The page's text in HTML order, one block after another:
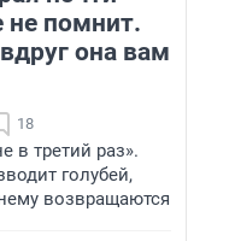
не помнит.
она вам
18
в третий раз».
голубей,
возвращаются